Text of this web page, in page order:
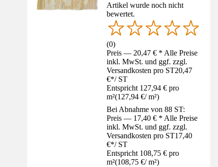
Artikel wurde noch nicht
bewertet.
(0)
Preis — 20,47 € * Alle Preise
inkl. MwSt. und ggf. zzgl.
Versandkosten pro ST20,47
€*/ ST
Entspricht 127,94 € pro
m²(127,94 €/ m²)
Bei Abnahme von 88 ST:
Preis — 17,40 € * Alle Preise
inkl. MwSt. und ggf. zzgl.
Versandkosten pro ST17,40
€*/ ST
Entspricht 108,75 € pro
m²(108,75 €/ m²)